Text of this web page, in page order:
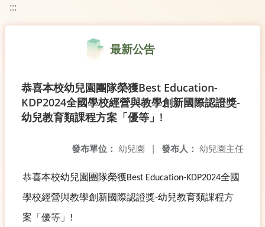
:::
最新公告
恭喜本校幼兒園團隊榮獲Best Education-
KDP2024全國學校經營與教學創新國際認證獎-
幼兒教育類課程方案「優等」!
發布人： 幼兒園主任
發布單位： 幼兒園 |
恭喜本校幼兒園團隊榮獲Best Education-KDP2024全國
學校經營與教學創新國際認證獎-幼兒教育類課程方
案「優等」 !